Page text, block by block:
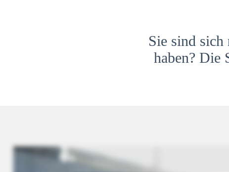
Sie sind
haben? Die